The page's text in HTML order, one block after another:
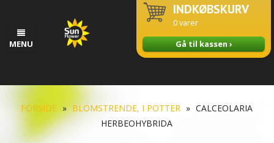
MENU
INDKØBSKURV
0varer
Gå til kassen ›
FORSIDE » BLOMSTRENDE, I POTTER » CALCEOLARIA
HERBEOHYBRIDA